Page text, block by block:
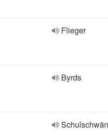
Flieger
Byrds